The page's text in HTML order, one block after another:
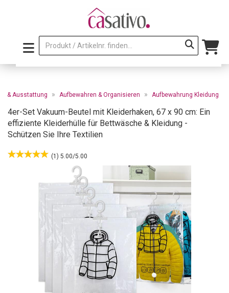
& Ausstattung » Aufbewahren & Organisieren » Aufbewahrung Kleidung
4er-Set Vakuum-Beutel mit Kleiderhaken, 67 x 90 cm: Ein
effiziente Kleiderhülle für Bettwäsche & Kleidung -
Schützen Sie Ihre Textilien
(1) 5.00/5.00